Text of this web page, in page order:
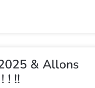
& Allons
! !!